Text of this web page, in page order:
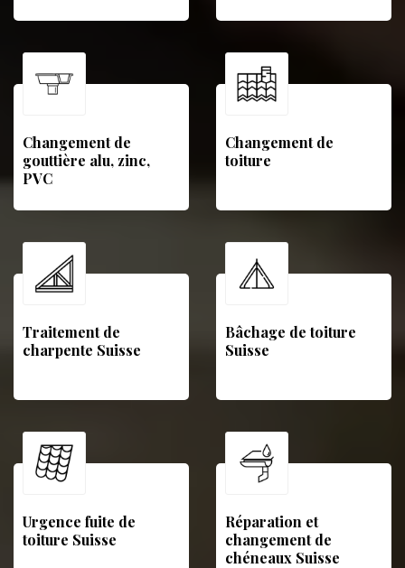
Changement de
gouttière alu, zinc,
PVC
Changement de
toiture
Traitement de
charpente Suisse
Bâchage de toiture
Suisse
Urgence fuite de
toiture Suisse
Réparation et
changement de
chéneaux Suisse